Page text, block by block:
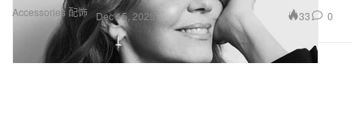
Accessories 配饰 Dec 15, 2025 33 0